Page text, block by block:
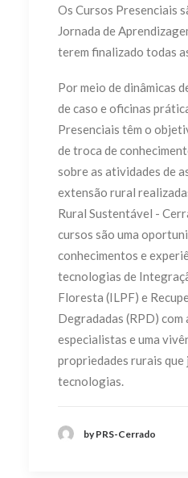
Os Cursos Presenciais
Jornada de
terem finalizado todas
Por meio de dinâmicas
de caso e oficinas
Presenciais têm o
de troca de
sobre as atividades de
extensão rural
Rural Sustentável -
cursos são uma
conhecimentos e
tecnologias de
Floresta (ILPF) e
Degradadas (RPD) com
especialistas e uma
propriedades rurais que
tecnologias.
by PRS-Cerrado